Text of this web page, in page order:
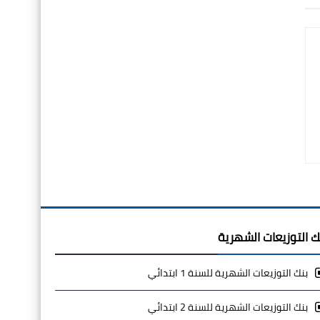
التوزيعات الشهرية
بنك التوزيعات الشهرية للسنة 1 ابتدائي
بنك التوزيعات الشهرية للسنة 2 ابتدائي